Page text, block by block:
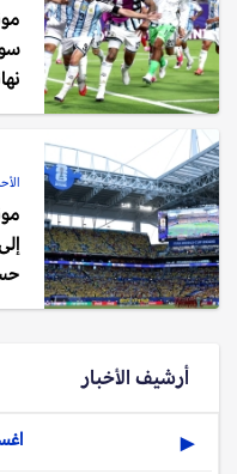
الأحد, 28
أرشيف الأخبار
◀